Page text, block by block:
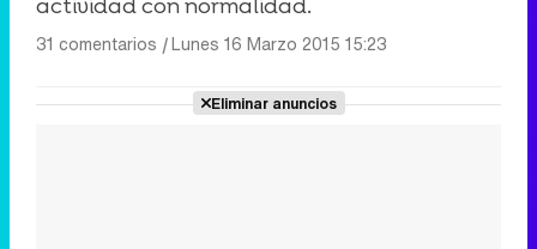
actividad con normalidad.
31 comentarios |Lunes 16 Marzo 2015 15:23
Eliminar anuncios